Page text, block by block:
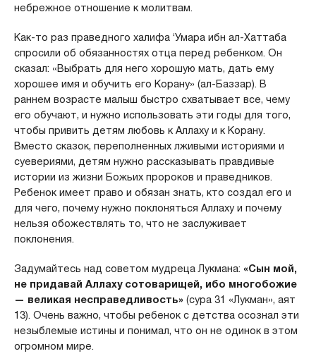
небрежное отношение к молитвам.
Как-то раз праведного халифа ‘Умара ибн ал-Хаттаба
спросили об обязанностях отца перед ребенком. Он
сказал: «Выбрать для него хорошую мать, дать ему
хорошее имя и обучить его Корану» (ал-Баззар). В
раннем возрасте малыш быстро схватывает все, чему
его обучают, и нужно использовать эти годы для того,
чтобы привить детям любовь к Аллаху и к Корану.
Вместо сказок, переполненных лживыми историями и
суевериями, детям нужно рассказывать правдивые
истории из жизни Божьих пророков и праведников.
Ребенок имеет право и обязан знать, кто создал его и
для чего, почему нужно поклоняться Аллаху и почему
нельзя обожествлять то, что не заслуживает
поклонения.
Задумайтесь над советом мудреца Лукмана: «Сын мой,
не придавай Аллаху сотоварищей, ибо многобожие
— великая несправедливость» (сура 31 «Лукман», аят
13). Очень важно, чтобы ребенок с детства осознал эти
незыблемые истины и понимал, что он не одинок в этом
огромном мире.